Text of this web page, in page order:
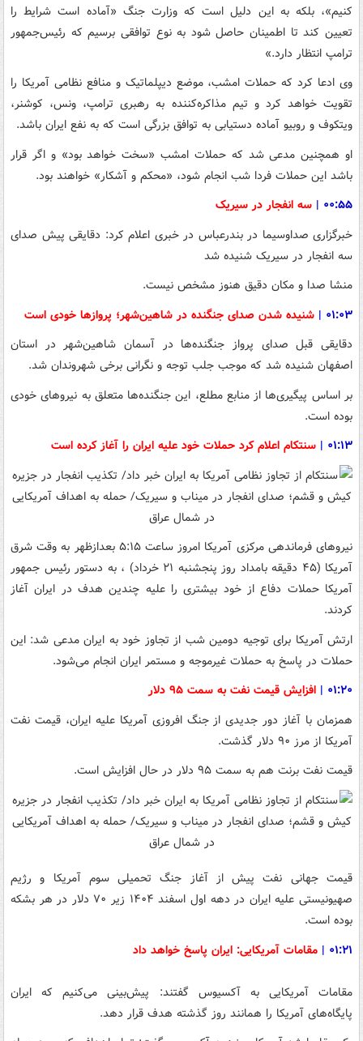
کنیم»، بلکه به این دلیل است که وزارت جنگ «آماده است شرایط را
تعیین کند تا اطمینان حاصل شود به نوع توافقی برسیم که رئیس‌جمهور
ترامپ انتظار دارد.»
وی ادعا کرد که حملات امشب، موضع دیپلماتیک و منافع نظامی آمریکا را
تقویت خواهد کرد و تیم مذاکره‌کننده به رهبری ترامپ، ونس، کوشنر،
ویتکوف و روبیو آماده دستیابی به توافق بزرگی است که به نفع ایران باشد.
او همچنین مدعی شد که حملات امشب «سخت خواهد بود» و اگر قرار
باشد این حملات فردا شب انجام شود، «محکم و آشکار» خواهند بود.
۰۰:۵۵ | سه انفجار در سیریک
خبرگزاری صداوسیما در بندرعباس در خبری اعلام کرد: دقایقی پیش صدای
سه انفجار در سیریک شنیده شد
منشا صدا و مکان دقیق هنوز مشخص نیست.
۰۱:۰۳ |
شنیده شدن صدای جنگنده‌ در شاهین‌شهر؛ پروازها خودی است
دقایقی قبل صدای پرواز جنگنده‌ها در آسمان شاهین‌شهر در استان
اصفهان شنیده شد که موجب جلب توجه و نگرانی برخی شهروندان شد.
بر اساس پیگیری‌ها از منابع مطلع، این جنگنده‌ها متعلق به نیروهای خودی
بوده است.
۰۱:۱۳ | سنتکام اعلام کرد حملات خود علیه ایران را آغاز کرده است
نیروهای فرماندهی مرکزی آمریکا امروز ساعت ۵:۱۵ بعدازظهر به وقت شرق
آمریکا (۴۵ دقیقه بامداد روز پنجشنبه ۲۱ خرداد) ، به دستور رئیس جمهور
آمریکا حملات دفاع از خود بیشتری را علیه چندین هدف در ایران آغاز
کردند.
ارتش آمریکا برای توجیه دومین شب از تجاوز خود به ایران مدعی شد: این
حملات در پاسخ به حملات غیرموجه و مستمر ایران انجام می‌شود.
۰۱:۲۰ |
افزایش قیمت نفت به سمت ۹۵ دلار
همزمان با آغاز دور جدیدی از جنگ افروزی آمریکا علیه ایران، قیمت نفت
آمریکا از مرز ۹۰ دلار گذشت.
قیمت نفت برنت هم به سمت ۹۵ دلار در حال افزایش است.
قیمت جهانی نفت پیش از آغاز جنگ تحمیلی سوم آمریکا و رژیم
صهیونیستی علیه ایران در دهه اول اسفند ۱۴۰۴ زیر ۷۰ دلار در هر بشکه
بوده است.
۰۱:۲۱ |
مقامات آمریکایی: ایران پاسخ خواهد داد
مقامات آمریکایی به آکسیوس گفتند: پیش‌بینی می‌کنیم که ایران
پایگاه‌های آمریکا را همانند روز گذشته هدف قرار دهد.